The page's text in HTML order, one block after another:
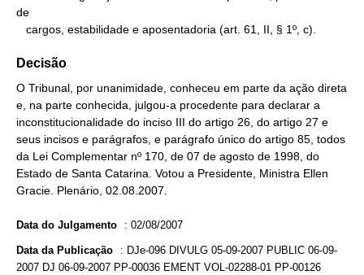
de
   cargos, estabilidade e aposentadoria (art. 61, II, § 1º, c).
Decisão
O Tribunal, por unanimidade, conheceu em parte da ação direta
e, na parte conhecida, julgou-a procedente para declarar a
inconstitucionalidade do inciso III do artigo 26, do artigo 27 e
seus incisos e parágrafos, e parágrafo único do artigo 85, todos
da Lei Complementar nº 170, de 07 de agosto de 1998, do
Estado de Santa Catarina. Votou a Presidente, Ministra Ellen
Gracie. Plenário, 02.08.2007.
Data do Julgamento : 02/08/2007
Data da Publicação : DJe-096 DIVULG 05-09-2007 PUBLIC 06-09-
2007 DJ 06-09-2007 PP-00036 EMENT VOL-02288-01 PP-00126